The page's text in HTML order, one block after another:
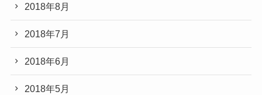
2018年8月
2018年7月
2018年6月
2018年5月